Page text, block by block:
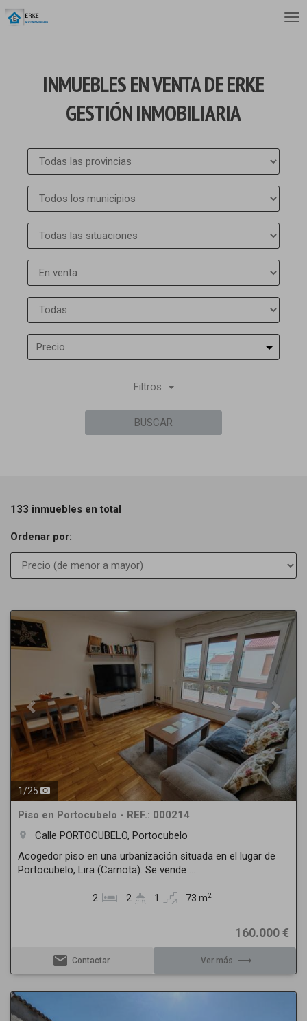
INMUEBLES EN VENTA DE ERKE
GESTIÓN INMOBILIARIA
Precio
Filtros
BUSCAR
133 inmuebles en total
Ordenar por:
Previous Next
1/25
Piso en Portocubelo - REF.: 000214
room
Calle PORTOCUBELO, Portocubelo
Acogedor piso en una urbanización situada en el lugar de
Portocubelo, Lira (Carnota). Se vende ...
2 2 1 73 m2
160.000 €
email Contactar Ver más trending_flat
Next